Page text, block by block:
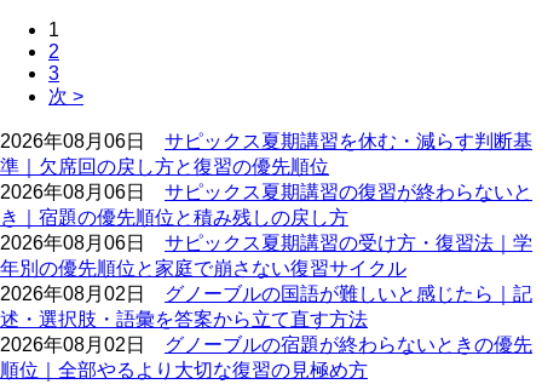
1
2
3
次 >
2026年08月06日 サピックス夏期講習を休む・減らす判断基
準｜欠席回の戻し方と復習の優先順位
2026年08月06日 サピックス夏期講習の復習が終わらないと
き｜宿題の優先順位と積み残しの戻し方
2026年08月06日 サピックス夏期講習の受け方・復習法｜学
年別の優先順位と家庭で崩さない復習サイクル
2026年08月02日 グノーブルの国語が難しいと感じたら｜記
述・選択肢・語彙を答案から立て直す方法
2026年08月02日 グノーブルの宿題が終わらないときの優先
順位｜全部やるより大切な復習の見極め方